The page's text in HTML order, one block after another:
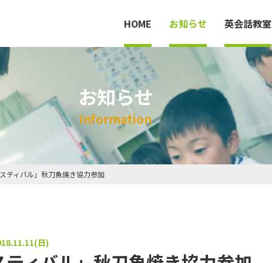
HOME お知らせ 英会話教室
HOME
英会話教室
お知らせ
Information
ティバル」秋刀魚焼き協力参加
日)